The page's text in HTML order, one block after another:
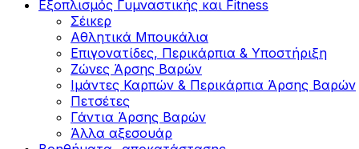
Εξοπλισμός Γυμναστικής και Fitness
Σέικερ
Αθλητικά Μπουκάλια
Επιγονατίδες, Περικάρπια & Υποστήριξη
Ζώνες Άρσης Βαρών
Ιμάντες Καρπών & Περικάρπια Άρσης Βαρών
Πετσέτες
Γάντια Άρσης Βαρών
Άλλα αξεσουάρ